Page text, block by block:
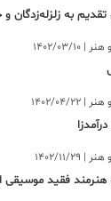
تقدیم به زلزله‌زدگان
فقید موسیقی